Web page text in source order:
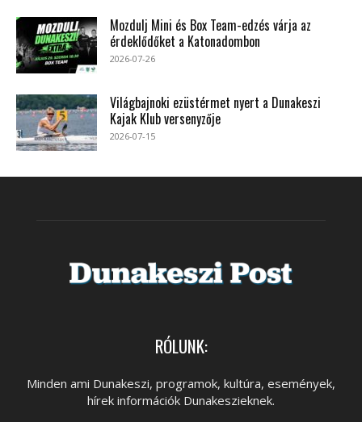
Mozdulj Mini és Box Team-edzés várja az
érdeklődőket a Katonadombon
2026-07-26
Világbajnoki ezüstérmet nyert a Dunakeszi
Kajak Klub versenyzője
2026-07-15
RÓLUNK:
Minden ami Dunakeszi, programok, kultúra, események,
hírek információk Dunakeszieknek.